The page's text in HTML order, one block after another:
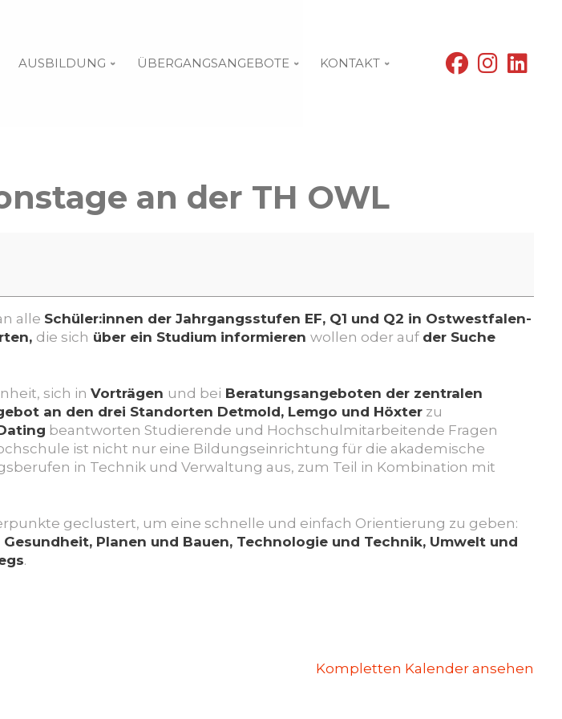
AUSBILDUNG ÜBERGANGSANGEBOTE KONTAKT
fab
fa-
fab
fa-
fab
fa-
an der TH OWL
alle Schüler:innen der Jahrgangsstufen EF, Q1 und Q2 in Ostwestfalen-
die sich über ein Studium informieren wollen oder auf der Suche
sich in Vorträgen und bei Beratungsangeboten der zentralen
an den drei Standorten Detmold, Lemgo und Höxter zu
beantworten Studierende und Hochschulmitarbeitende Fragen
ist nicht nur eine Bildungseinrichtung für die akademische
in Technik und Verwaltung aus, zum Teil in Kombination mit
geclustert, um eine schnelle und einfach Orientierung zu geben:
Planen und Bauen, Technologie und Technik, Umwelt und
.
Kompletten Kalender ansehen